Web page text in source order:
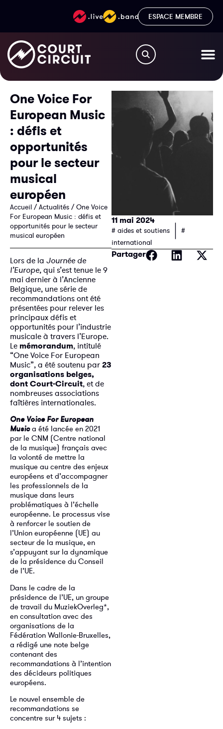
ESPACE MEMBRE
One Voice For
European Music
: défis et
opportunités
pour le secteur
musical
européen
Accueil /Actualités /One Voice
For European Music : défis et
opportunités pour le secteur
musical européen
Lors de la Journée de
l’Europe, qui s’est tenue le 9
mai dernier à l’Ancienne
Belgique, une série de
recommandations ont été
présentées pour relever les
principaux défis et
opportunités pour l’industrie
musicale à travers l’Europe.
Le mémorandum, intitulé
“One Voice For European
Music”, a été soutenu par 23
organisations belges,
dont Court-Circuit, et de
nombreuses associations
faîtières internationales.
One Voice For European
Music a été lancée en 2021
par le CNM (Centre national
de la musique) français avec
la volonté de mettre la
musique au centre des enjeux
européens et d’accompagner
les professionnels de la
musique dans leurs
problématiques à l’échelle
européenne. Le processus vise
à renforcer le soutien de
l’Union européenne (UE) au
secteur de la musique, en
s’appuyant sur la dynamique
de la présidence du Conseil
de l’UE.
Dans le cadre de la
présidence de l’UE, un groupe
de travail du MuziekOverleg*,
en consultation avec des
organisations de la
Fédération Wallonie-Bruxelles,
a rédigé une note belge
contenant des
recommandations à l’intention
des décideurs politiques
européens.
Le nouvel ensemble de
recommandations se
concentre sur 4 sujets :
11 mai 2024
# aides et soutiens | #
international
Partager